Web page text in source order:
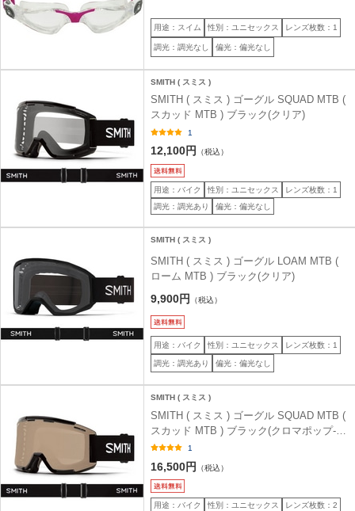
用途：スイム 性別：ユニセックス レンズ枚数：1
調光：調光なし 偏光：偏光なし
SMITH ( スミス )
SMITH ( スミス ) ゴーグル SQUAD MTB (
スカッド MTB ) ブラック(クリア)
1
12,100円 （税込）
用途：バイク 性別：ユニセックス
レンズ枚数：1
調光：調光あり
偏光：偏光なし
SMITH ( スミス )
SMITH ( スミス ) ゴーグル LOAM MTB (
ローム MTB ) ブラック(クリア)
9,900円 （税込）
用途：バイク 性別：ユニセックス レンズ枚数：1
調光：調光あり 偏光：偏光なし
SMITH ( スミス )
SMITH ( スミス ) ゴーグル SQUAD MTB (
スカッド MTB ) ブラック(クロマポップ-ス
トームアンバー/クリア)
1
16,500円 （税込）
用途：バイク 性別：ユニセックス
レンズ枚数：2